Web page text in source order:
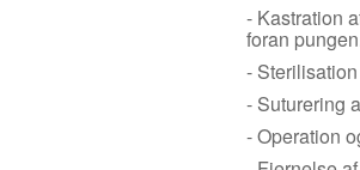
- Kastration
foran
-
- Suturering
- Operation